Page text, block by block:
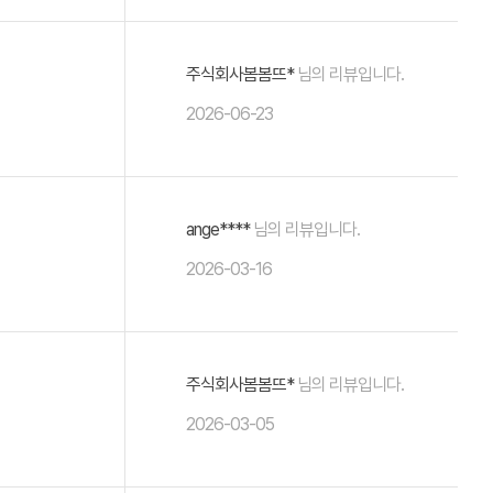
주식회사봄봄뜨*님의 리뷰입니다.
2026-06-23
ange****님의 리뷰입니다.
2026-03-16
주식회사봄봄뜨*님의 리뷰입니다.
2026-03-05